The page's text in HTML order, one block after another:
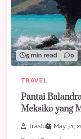
5 min read 0
TRAVEL
Pantai
Meksiko yang
Trastu
May 31,